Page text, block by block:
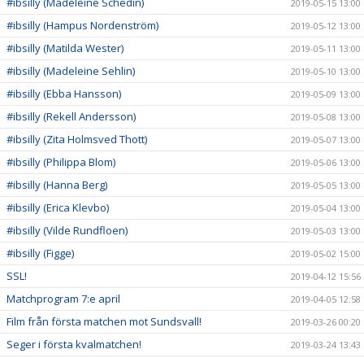
2019-05-15 13:00
#ibsilly (Hampus Nordenström) 2019-05-12 13:00
#ibsilly (Matilda Wester) 2019-05-11 13:00
#ibsilly (Madeleine Sehlin) 2019-05-10 13:00
#ibsilly (Ebba Hansson) 2019-05-09 13:00
#ibsilly (Rekell Andersson) 2019-05-08 13:00
#ibsilly (Zita Holmsved Thott) 2019-05-07 13:00
#ibsilly (Philippa Blom) 2019-05-06 13:00
#ibsilly (Hanna Berg) 2019-05-05 13:00
#ibsilly (Erica Klevbo) 2019-05-04 13:00
#ibsilly (Vilde Rundfloen) 2019-05-03 13:00
#ibsilly (Figge) 2019-05-02 15:00
SSL! 2019-04-12 15:56
Matchprogram 7:e april 2019-04-05 12:58
Film från första matchen mot Sundsvall! 2019-03-26 00:20
Seger i första kvalmatchen! 2019-03-24 13:43